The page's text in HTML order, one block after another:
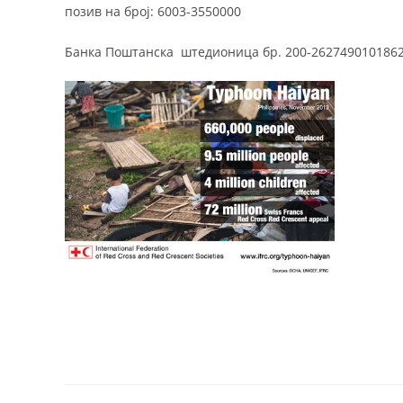
позив на број: 6003-3550000
Банка Поштанска штедионица бр. 200-